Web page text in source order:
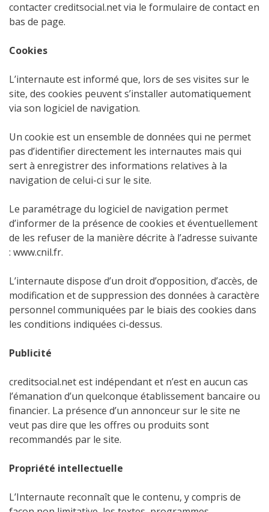
contacter creditsocial.net via le formulaire de contact en
bas de page.
Cookies
L’internaute est informé que, lors de ses visites sur le
site, des cookies peuvent s’installer automatiquement
via son logiciel de navigation.
Un cookie est un ensemble de données qui ne permet
pas d’identifier directement les internautes mais qui
sert à enregistrer des informations relatives à la
navigation de celui-ci sur le site.
Le paramétrage du logiciel de navigation permet
d’informer de la présence de cookies et éventuellement
de les refuser de la manière décrite à l’adresse suivante
: www.cnil.fr.
L’internaute dispose d’un droit d’opposition, d’accès, de
modification et de suppression des données à caractère
personnel communiquées par le biais des cookies dans
les conditions indiquées ci-dessus.
Publicité
creditsocial.net est indépendant et n’est en aucun cas
l’émanation d’un quelconque établissement bancaire ou
financier. La présence d’un annonceur sur le site ne
veut pas dire que les offres ou produits sont
recommandés par le site.
Propriété intellectuelle
L’Internaute reconnaît que le contenu, y compris de